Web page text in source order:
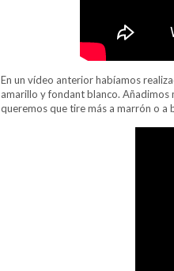
En un vídeo anterior habíamos
amarillo y fondant blanco. Añadimos
queremos que tire más a marrón o a